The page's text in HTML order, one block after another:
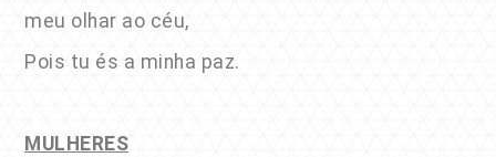
meu olhar ao céu,
Pois tu és a minha paz.
MULHERES